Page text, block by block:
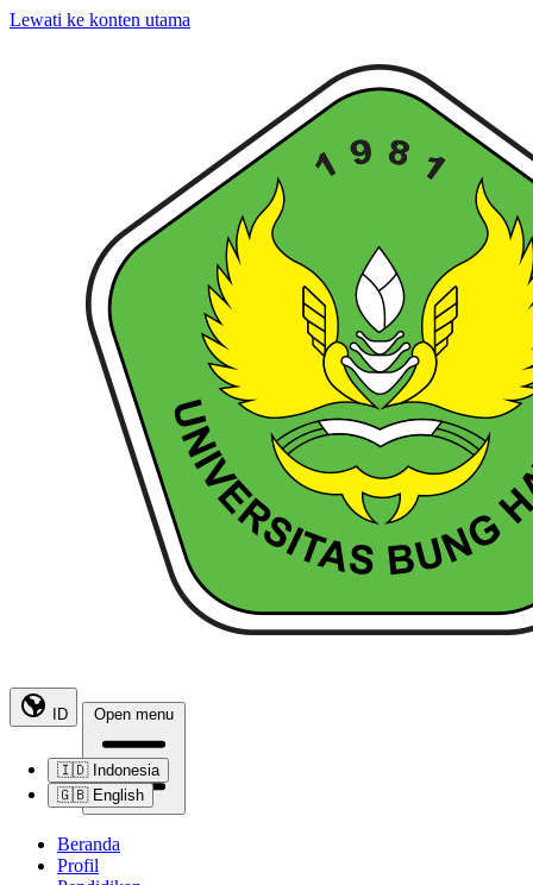
Lewati ke konten utama
ID
🇮🇩 Indonesia
🇬🇧 English
Open menu
Beranda
Profil